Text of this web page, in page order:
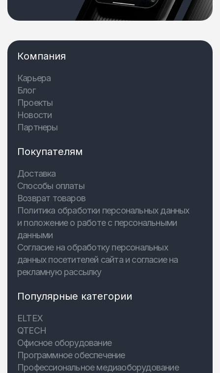
Компания
Карьера
Блог
Проекты
Новости
Партнеры
Покупателям
Доставка
Способы оплаты
Возврат товаров
Политика обработки персональных данных
и положение о работе с персональными
данными
Согласие на обработку персональных
данных посетителей сайта и согласие на
рекламную рассылку
Популярные категории
ELTEX
QTECH
Офисное оборудование
Программное обеспечение
Профессиональное медиаоборудование